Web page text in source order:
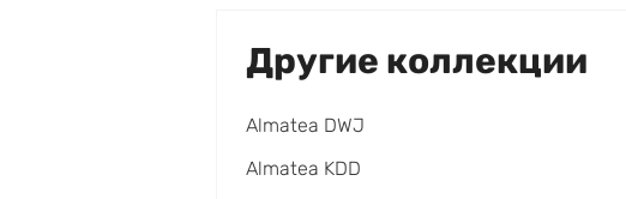
Другие коллекции
Almatea DWJ
Almatea KDD